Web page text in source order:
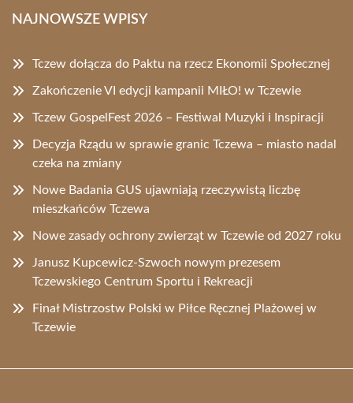
NAJNOWSZE WPISY
Tczew dołącza do Paktu na rzecz Ekonomii Społecznej
Zakończenie VI edycji kampanii MIŁO! w Tczewie
Tczew GospelFest 2026 – Festiwal Muzyki i Inspiracji
Decyzja Rządu w sprawie granic Tczewa – miasto nadal
czeka na zmiany
Nowe Badania GUS ujawniają rzeczywistą liczbę
mieszkańców Tczewa
Nowe zasady ochrony zwierząt w Tczewie od 2027 roku
Janusz Kupcewicz-Szwoch nowym prezesem
Tczewskiego Centrum Sportu i Rekreacji
Finał Mistrzostw Polski w Piłce Ręcznej Plażowej w
Tczewie